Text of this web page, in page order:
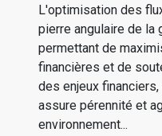
L'optimisation des
pierre angulaire de la
permettant de
financières et de
des enjeux
assure pérennité et
environnement...